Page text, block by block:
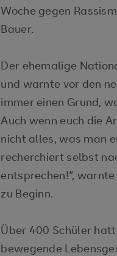
Woche gegen
Bauer.
Der ehemalige
und warnte vor den
immer einen Grund,
Auch wenn euch die
nicht alles, was man
recherchiert selbst
entsprechen!“,
zu Beginn.
Über 400 Schüler
bewegende